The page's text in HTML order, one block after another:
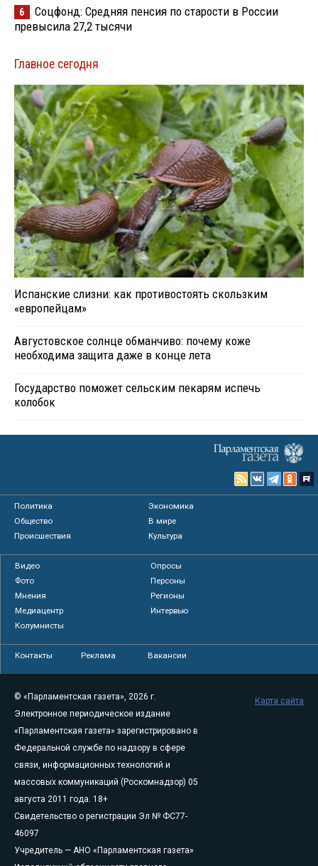
6
Соцфонд: Средняя пенсия по старости в России
превысила 27,2 тысячи
Главное сегодня
Испанские слизни: как противостоять скользким
«европейцам»
Августовское солнце обманчиво: почему коже
необходима защита даже в конце лета
Государство поможет сельским пекарям испечь
колобок
Политика
Экономика
Общество
В мире
Происшествия
Культура
Видео
Опросы
Фото
Персоны
Мнения
Регионы
Медиацентр
Интервью
Колумнисты
Контакты Реклама Вакансии
© «Парламентская газета», 2026 г.
Электронное периодическое издание
«Парламентская газета» зарегистрировано в
Федеральной службе по надзору в сфере
связи, информационных технологий и
массовых коммуникаций (Роскомнадзор) 05
августа 2011 года. 18+
Свидетельство о регистрации Эл № ФС77-
46097
Учредитель — АНО «Парламентская газета»
Карта сайта